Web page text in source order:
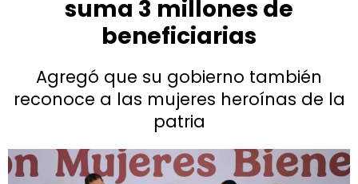
suma 3 millones de
beneficiarias
Agregó que su gobierno también
reconoce a las mujeres heroínas de la
patria